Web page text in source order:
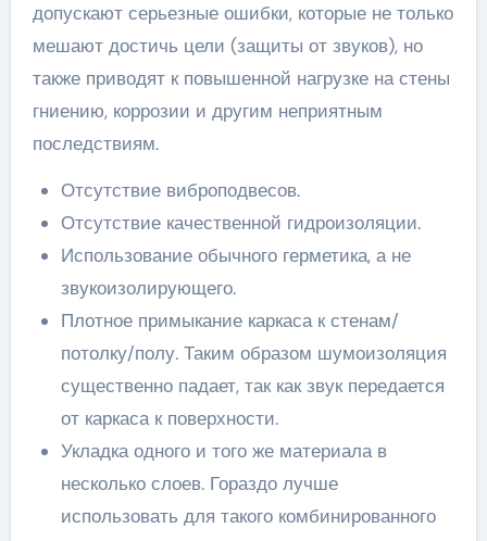
допускают серьезные ошибки, которые не только
мешают достичь цели (защиты от звуков), но
также приводят к повышенной нагрузке на стены
гниению, коррозии и другим неприятным
последствиям.
Отсутствие виброподвесов.
Отсутствие качественной гидроизоляции.
Использование обычного герметика, а не
звукоизолирующего.
Плотное примыкание каркаса к стенам/
потолку/полу. Таким образом шумоизоляция
существенно падает, так как звук передается
от каркаса к поверхности.
Укладка одного и того же материала в
несколько слоев. Гораздо лучше
использовать для такого комбинированного